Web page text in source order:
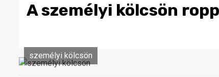
A személyi kölcsön
személyi kölcsön